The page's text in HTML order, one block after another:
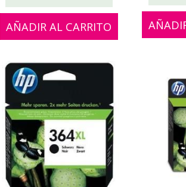
AÑADIR AL CARRITO